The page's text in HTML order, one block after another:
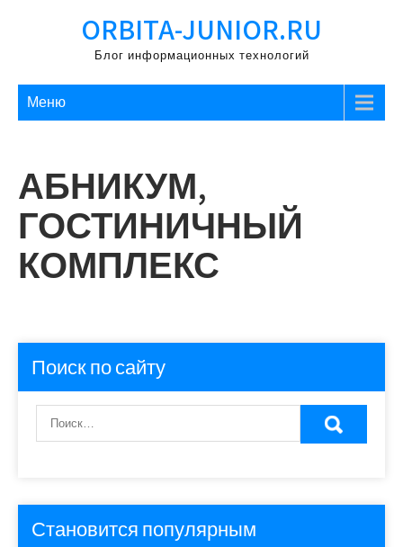
ORBITA-JUNIOR.RU
Блог информационных технологий
Меню
АБНИКУМ,
ГОСТИНИЧНЫЙ
КОМПЛЕКС
Поиск по сайту
Становится популярным